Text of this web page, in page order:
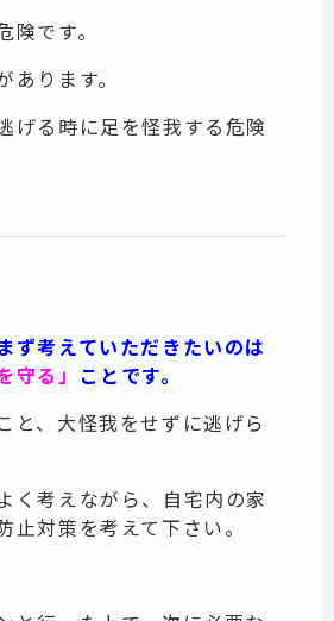
です。
ります。
げる時に足を怪我する危険
ず考えていただきたいのは
守る」 ことです。
と、大怪我をせずに逃げら
く考えながら、自宅内の家
止対策を考えて下さい。